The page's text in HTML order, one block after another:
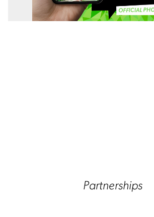
Partnerships